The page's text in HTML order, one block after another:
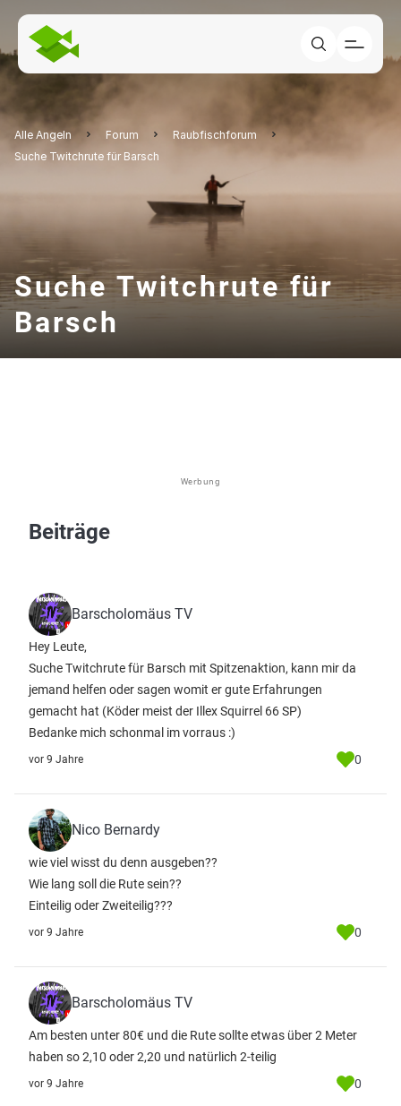
Alle Angeln Forum
Raubfischforum
Suche Twitchrute für Barsch
Suche Twitchrute für
Barsch
Werbung
Beiträge
Barscholomäus TV
Hey Leute,
Suche Twitchrute für Barsch mit Spitzenaktion, kann mir da
jemand helfen oder sagen womit er gute Erfahrungen
gemacht hat (Köder meist der Illex Squirrel 66 SP)
Bedanke mich schonmal im vorraus :)
vor 9 Jahre 0
Nico Bernardy
wie viel wisst du denn ausgeben??
Wie lang soll die Rute sein??
Einteilig oder Zweiteilig???
vor 9 Jahre 0
Barscholomäus TV
Am besten unter 80€ und die Rute sollte etwas über 2 Meter
haben so 2,10 oder 2,20 und natürlich 2-teilig
vor 9 Jahre 0